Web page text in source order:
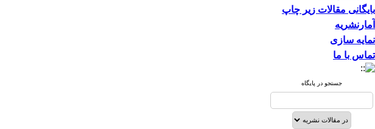
بایگانی مقالات زیر چاپ
آمارنشریه
نمایه سازی
تماس با ما
جستجو در پایگاه